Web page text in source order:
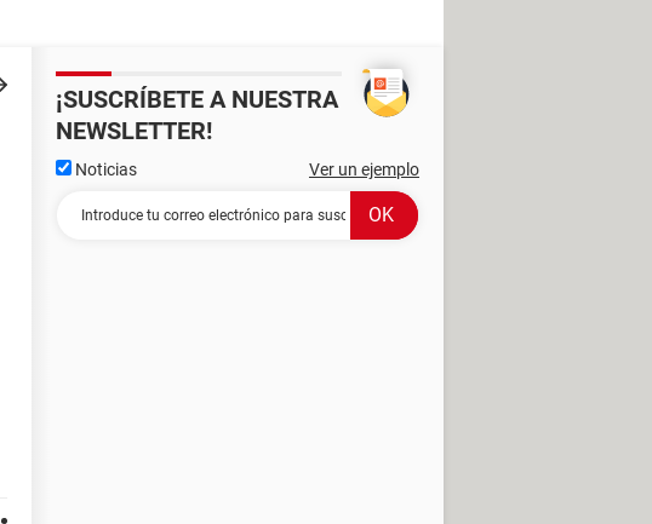
¡SUSCRÍBETE A NUESTRA
NEWSLETTER!
Noticias Ver un ejemplo